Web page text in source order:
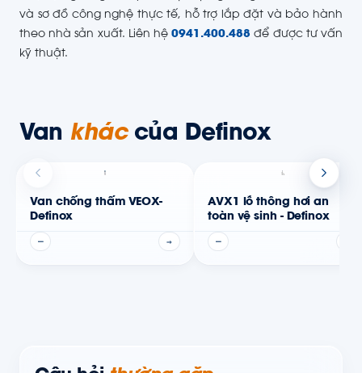
và sơ đồ công nghệ thực tế, hỗ trợ lắp đặt và bảo hành
theo nhà sản xuất. Liên hệ0941.400.488 để được tư vấn
kỹ thuật.
Van kháccủa Definox
Van chống thấm VEOX-
Definox
— →
AVX1 lỗ thông hơi an
toàn vệ sinh - Definox
—